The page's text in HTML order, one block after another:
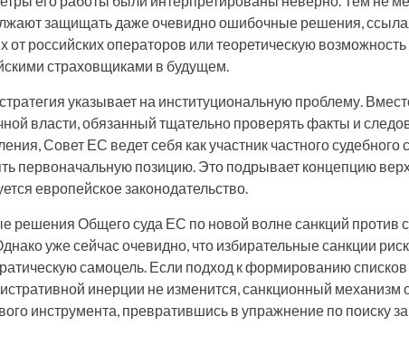
защищать даже очевидно ошибочные решения,
от российских операторов или теоретическую
страховщиками в будущем.
указывает на институциональную проблему.
власти, обязанный тщательно проверять факты и
Совет ЕС ведет себя как участник частного
первоначальную позицию. Это подрывает концепцию
европейское законодательство.
решения Общего суда ЕС по новой волне санкций против
уже сейчас очевидно, что избирательные санкции
самоцель. Если подход к формированию
инерции не изменится, санкционный механизм
инструмента, превратившись в упражнение по поиску